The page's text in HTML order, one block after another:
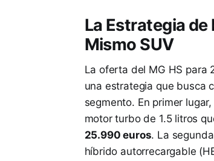
La Estrategia de
Mismo SUV
La oferta del MG HS para
una estrategia que busca
segmento. En primer
motor turbo de 1.5 litros
25.990 euros. La
híbrido autorrecargable